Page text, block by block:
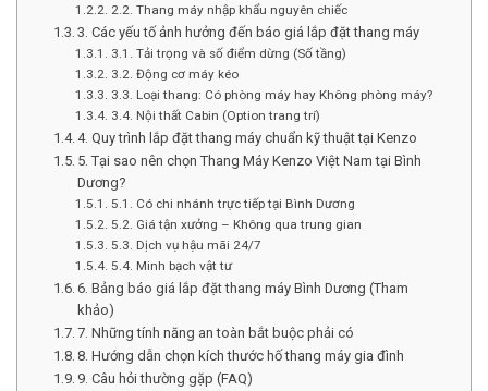
2.2. Thang máy nhập khẩu nguyên chiếc
3. Các yếu tố ảnh hưởng đến báo giá lắp đặt thang máy
3.1. Tải trọng và số điểm dừng (Số tầng)
3.2. Động cơ máy kéo
3.3. Loại thang: Có phòng máy hay Không phòng máy?
3.4. Nội thất Cabin (Option trang trí)
4. Quy trình lắp đặt thang máy chuẩn kỹ thuật tại Kenzo
5. Tại sao nên chọn Thang Máy Kenzo Việt Nam tại Bình
Dương?
5.1. Có chi nhánh trực tiếp tại Bình Dương
5.2. Giá tận xưởng – Không qua trung gian
5.3. Dịch vụ hậu mãi 24/7
5.4. Minh bạch vật tư
6. Bảng báo giá lắp đặt thang máy Bình Dương (Tham
khảo)
7. Những tính năng an toàn bắt buộc phải có
8. Hướng dẫn chọn kích thước hố thang máy gia đình
9. Câu hỏi thường gặp (FAQ)